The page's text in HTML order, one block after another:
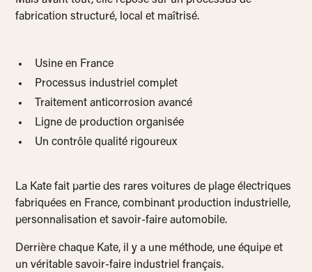
fabrication structuré, local et maîtrisé.
Usine en France
Processus industriel complet
Traitement anticorrosion avancé
Ligne de production organisée
Un contrôle qualité rigoureux
La Kate fait partie des rares voitures de plage électriques
fabriquées en France, combinant production industrielle,
personnalisation et savoir-faire automobile.
Derrière chaque Kate, il y a une méthode, une équipe et
un véritable savoir-faire industriel français.